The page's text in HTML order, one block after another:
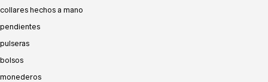
collares hechos a mano
pendientes
pulseras
bolsos
monederos